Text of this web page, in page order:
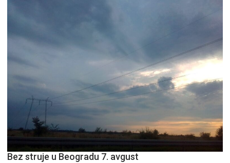
Bez struje u Beogradu 7. avgust